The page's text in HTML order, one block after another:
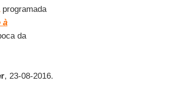
programada
à
da
, 23-08-2016.